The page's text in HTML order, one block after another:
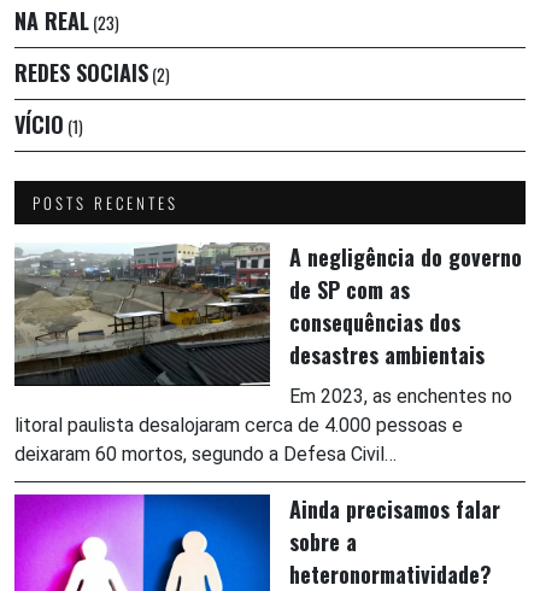
NA REAL(23)
REDES SOCIAIS(2)
VÍCIO (1)
POSTS RECENTES
A negligência do governo
de SP com as
consequências dos
desastres ambientais
Em 2023, as enchentes no
litoral paulista desalojaram cerca de 4.000 pessoas e
deixaram 60 mortos, segundo a Defesa Civil…
Ainda precisamos falar
sobre a
heteronormatividade?